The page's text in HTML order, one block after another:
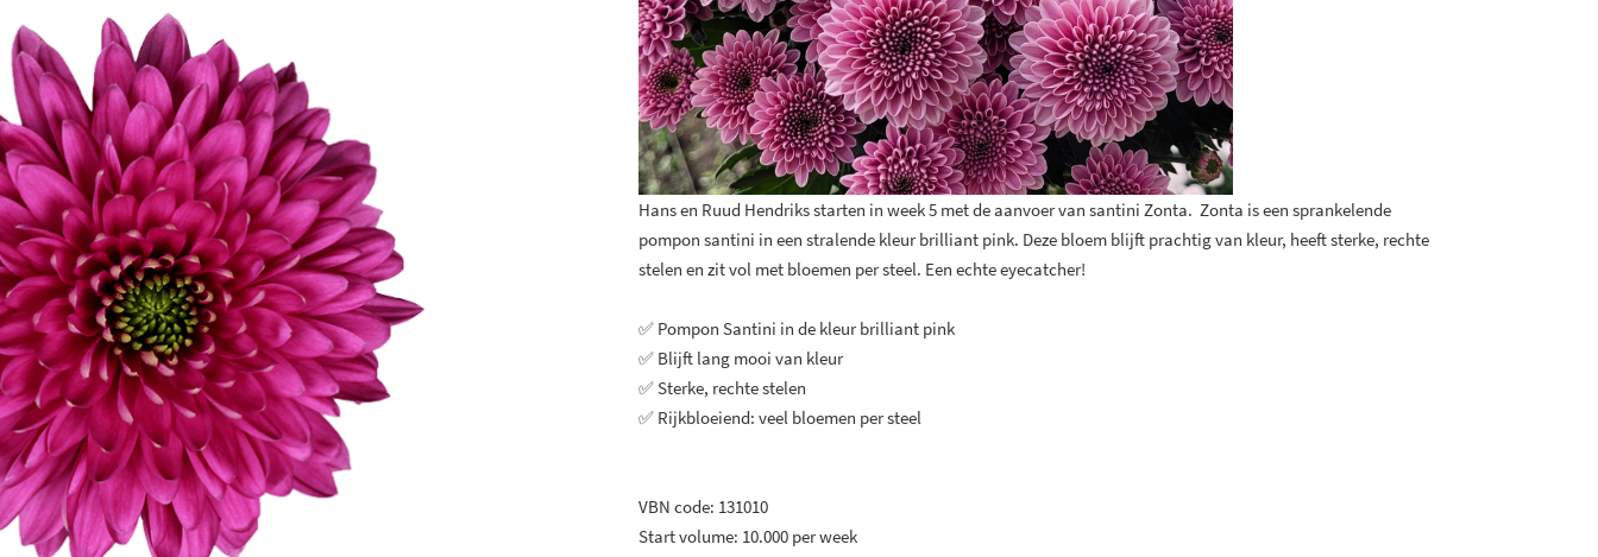
Hans en Ruud Hendriks starten in week 5 met de aanvoer van santini Zonta. Zonta is een sprankelende
pompon santini in een stralende kleur brilliant pink. Deze bloem blijft prachtig van kleur, heeft sterke, rechte
stelen en zit vol met bloemen per steel. Een echte eyecatcher!
✅ Pompon Santini in de kleur brilliant pink
✅ Blijft lang mooi van kleur
✅ Sterke, rechte stelen
✅ Rijkbloeiend: veel bloemen per steel
VBN code: 131010
Start volume: 10.000 per week